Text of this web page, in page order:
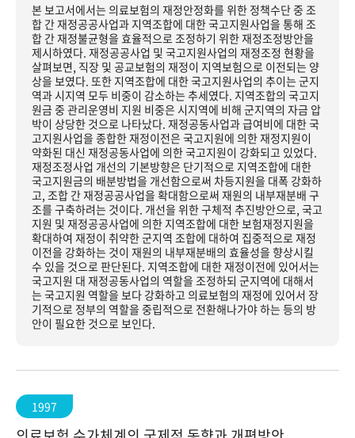
본 보고서에서는 의료보험의 재정안정화를 위한 정책수단 중 조
합 간 재정공공사업과 지역조합에 대한 국고지원사업을 통해 조
합 간 재정불균형을 효율적으로 조정하기 위한 재정조정방안을
제시하였다. 재정공공사업 및 국고지원사업의 재정조정 현황을
살펴보면, 직장 및 공교보험의 재정이 지역보험으로 이전되는 양
상을 보였다. 또한 지역조합에 대한 국고지원사업의 추이는 군지
역과 시지역 모두 비중이 감소하는 추세였다. 지역조합의 국고지
원금 중 관리운영비 지원 비중은 시지역에 비해 군지역의 자금 압
박이 상당한 것으로 나타났다. 재정공동사업과 급여비에 대한 국
고지원사업을 종합한 재정이전은 국고지원에 의한 재정지원이
약화된 대신 재정공동사업에 의한 국고지원이 강화되고 있었다.
재정조정사업 개선의 기본방향은 단기적으로 지역조합에 대한
국고지원금의 배분방법을 개선함으로써 차등지원을 대폭 강화하
고, 조합 간 재정공공사업을 확대함으로써 재원의 내부재분배 구
조를 구축하려는 것이다. 개선을 위한 구체적 추진방안으로, 국고
지원 및 재정공공사업에 의한 지역조합에 대한 보험재정지원을
확대하여 재정이 취약한 군지역 조합에 대하여 집중적으로 재정
이전을 강화하는 것이 재원의 내부재분배의 효율성을 향상시킬
수 있을 것으로 판단된다. 지역조합에 대한 재정이전에 있어서는
국고지원 대 재정공동사업의 역할을 조정하되 군지역에 대해서
는 국고지원 역할을 보다 강화하고 의료보험의 재정에 있어서 장
기적으로 정부의 역할을 중립적으로 전환해나가야 하는 등의 방
안이 필요한 것으로 보인다.
1997